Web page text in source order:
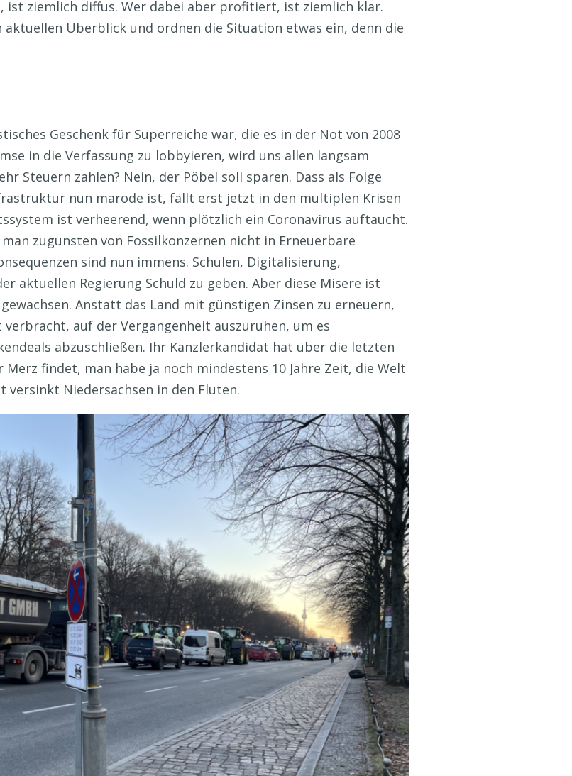
ist ziemlich diffus. Wer dabei aber profitiert, ist ziemlich klar.
aktuellen Überblick und ordnen die Situation etwas ein, denn die
Geschenk für Superreiche war, die es in der Not von 2008
in die Verfassung zu lobbyieren, wird uns allen langsam
Steuern zahlen? Nein, der Pöbel soll sparen. Dass als Folge
nun marode ist, fällt erst jetzt in den multiplen Krisen
ist verheerend, wenn plötzlich ein Coronavirus auftaucht.
zugunsten von Fossilkonzernen nicht in Erneuerbare
sind nun immens. Schulen, Digitalisierung,
aktuellen Regierung Schuld zu geben. Aber diese Misere ist
Anstatt das Land mit günstigen Zinsen zu erneuern,
auf der Vergangenheit auszuruhen, um es
abzuschließen. Ihr Kanzlerkandidat hat über die letzten
findet, man habe ja noch mindestens 10 Jahre Zeit, die Welt
Niedersachsen in den Fluten.